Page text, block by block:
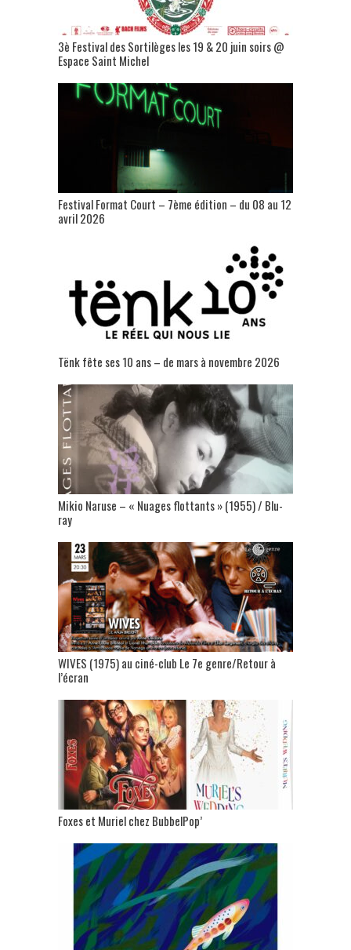
3è Festival des Sortilèges les 19 & 20 juin soirs @
Espace Saint Michel
Festival Format Court – 7ème édition – du 08 au 12
avril 2026
Tënk fête ses 10 ans – de mars à novembre 2026
Mikio Naruse – « Nuages flottants » (1955) / Blu-
ray
WIVES (1975) au ciné-club Le 7e genre/Retour à
l’écran
Foxes et Muriel chez BubbelPop’